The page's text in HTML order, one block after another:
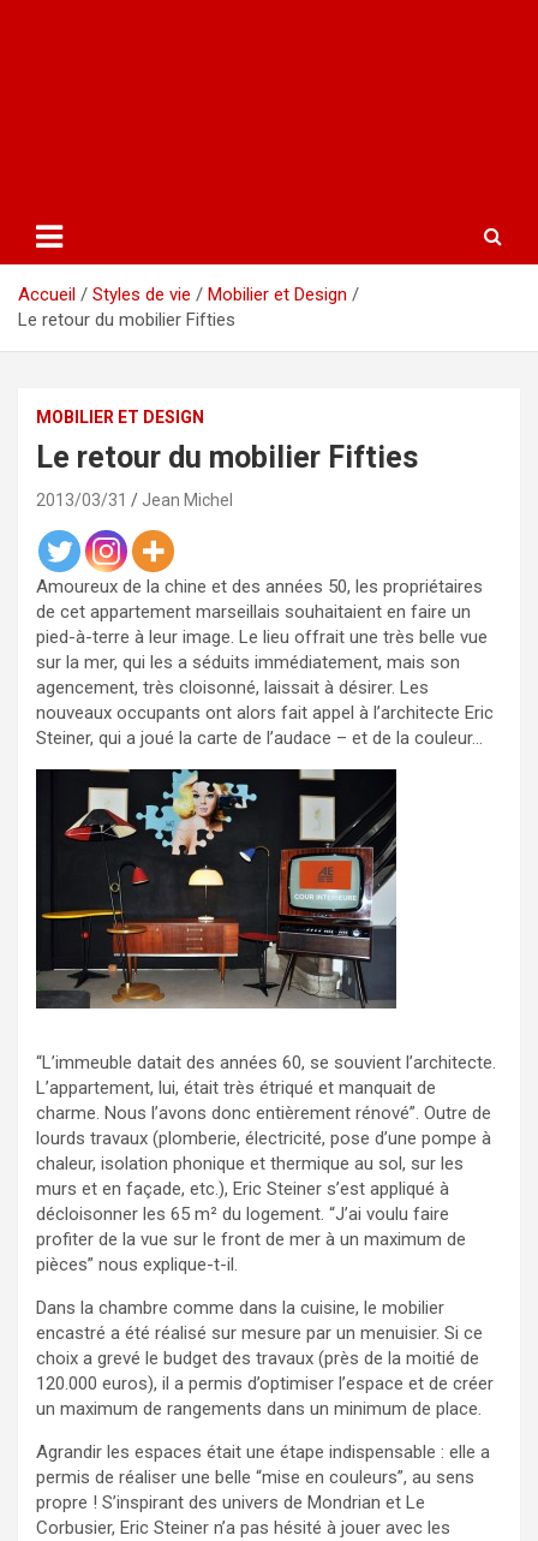
Accueil Styles de vie
Mobilier et Design
Le retour du mobilier Fifties
MOBILIER ET DESIGN
Le retour du mobilier Fifties
2013/03/31 Jean Michel
Amoureux de la chine et des années 50, les propriétaires
de cet appartement marseillais souhaitaient en faire un
pied-à-terre à leur image. Le lieu offrait une très belle vue
sur la mer, qui les a séduits immédiatement, mais son
agencement, très cloisonné, laissait à désirer. Les
nouveaux occupants ont alors fait appel à l’architecte Eric
Steiner, qui a joué la carte de l’audace – et de la couleur…
“L’immeuble datait des années 60, se souvient l’architecte.
L’appartement, lui, était très étriqué et manquait de
charme. Nous l’avons donc entièrement rénové”. Outre de
lourds travaux (plomberie, électricité, pose d’une pompe à
chaleur, isolation phonique et thermique au sol, sur les
murs et en façade, etc.), Eric Steiner s’est appliqué à
décloisonner les 65 m² du logement. “J’ai voulu faire
profiter de la vue sur le front de mer à un maximum de
pièces” nous explique-t-il.
Dans la chambre comme dans la cuisine, le mobilier
encastré a été réalisé sur mesure par un menuisier. Si ce
choix a grevé le budget des travaux (près de la moitié de
120.000 euros), il a permis d’optimiser l’espace et de créer
un maximum de rangements dans un minimum de place.
Agrandir les espaces était une étape indispensable : elle a
permis de réaliser une belle “mise en couleurs”, au sens
propre ! S’inspirant des univers de Mondrian et Le
Corbusier, Eric Steiner n’a pas hésité à jouer avec les